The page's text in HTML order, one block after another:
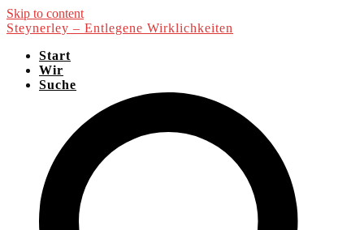
Skip to content
Steynerley – Entlegene Wirklichkeiten
Start
Wir
Suche